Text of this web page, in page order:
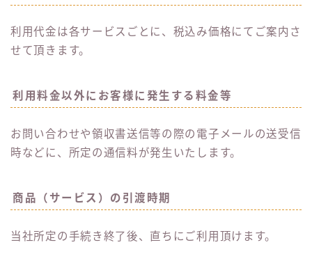
利用代金は各サービスごとに、税込み価格にてご案内さ
せて頂きます。
利用料金以外にお客様に発生する料金等
お問い合わせや領収書送信等の際の電子メールの送受信
時などに、所定の通信料が発生いたします。
商品（サービス）の引渡時期
当社所定の手続き終了後、直ちにご利用頂けます。